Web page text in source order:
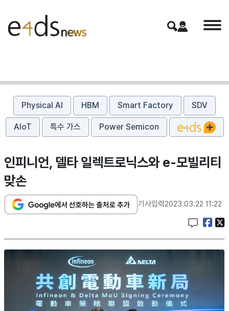
Physical AI HBM Smart Factory SDV
AIoT 특수 가스 Power Semicon
인피니언, 델타 일렉트로닉스와 e-모빌리티
맞손
기사입력2023.03.22 11:22